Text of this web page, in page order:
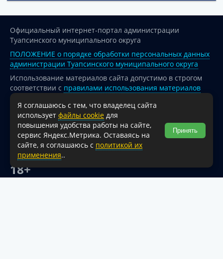
Официальный интернет-портал администрации
Туапсинского муниципального округа
ПОЛОЖЕНИЕ о порядке обработки персональных данных
администрации Туапсинского муниципального округа
Использование материалов сайта допустимо в строгом
соответствии с правилами использования материалов
опубликованных на сайте
При перепечатке и использовании информации ссылка
на источник обязательна.
Для сайтов и страниц сети Интернет обязательна
активная гиперссылка на официальный интернет-портал
администрации Туапсинского муниципального округа.
18+
Я соглашаюсь с тем, что владелец сайта
использует файлы cookie для
повышения удобства работы на сайте,
сервис Яндекс.Метрика. Оставаясь на
сайте, я соглашаюсь с политикой их
применения..
Принять